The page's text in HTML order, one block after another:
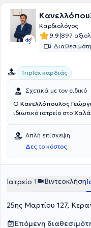
Καρδιολόγος
9.9|897
Triplex καρδιάς
Σχετικά με τον ειδικό
Ο Κανελλόπουλος
ιδιωτικό ιατρείο στο
ως Ειδικευόμενος
Νοσοκομείο
της 3ης Καρδιολογικής
Έχει μετεκπαιδευτεί
Κλινική του
την εργασία του ως
κλινικές. Με γνώμονα την
αναφερθεί η εξειδίκευσή
Απλή επίσκεψη
Δες το κόστος
Ιατρείο 1 Βιντεοκλήση
25ης Μαρτίου 127,
Επόμενη